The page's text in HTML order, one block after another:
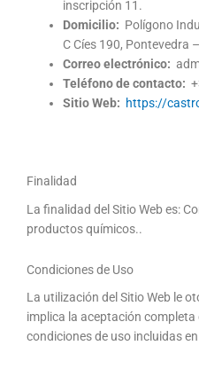
inscripción 11.
Domicilio: Polígono
C Cíes 190, Pontevedra
Correo electrónico:
Teléfono de contacto:
Sitio Web: https://
Finalidad
La finalidad del Sitio Web es:
productos químicos..
Condiciones de Uso
La utilización del Sitio Web le
implica la aceptación
condiciones de uso incluidas